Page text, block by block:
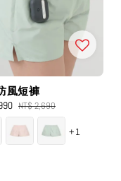
風短褲
Regular
price
NT$ 2,690
+1